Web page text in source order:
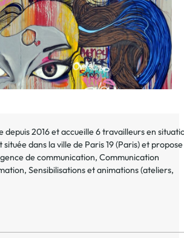
depuis 2016 et accueille 6 travailleurs en
située dans la ville de Paris 19(Paris) et propose
de communication, Communication
, Sensibilisations et animations (ateliers,